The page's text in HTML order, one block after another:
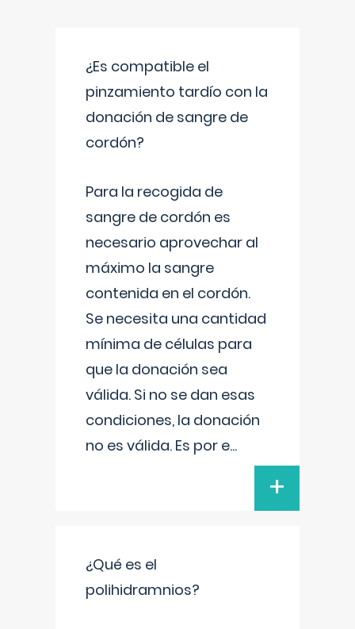
¿Es compatible el
pinzamiento tardío con la
donación de sangre de
cordón?
Para la recogida de
sangre de cordón es
necesario aprovechar al
máximo la sangre
contenida en el cordón.
Se necesita una cantidad
mínima de células para
que la donación sea
válida. Si no se dan esas
condiciones, la donación
no es válida. Es por e...
+
¿Qué es el
polihidramnios?